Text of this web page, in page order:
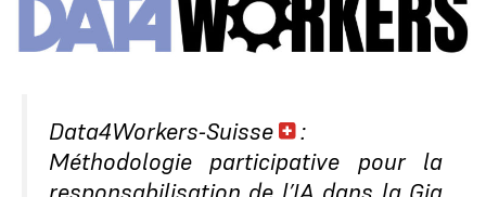
Data4Workers-Suisse
:
Méthodologie participative pour la